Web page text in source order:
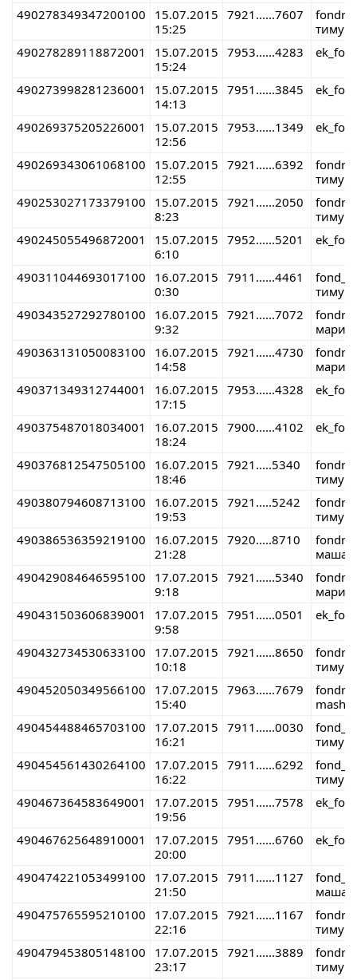
490278349347200100
15.07.2015
15:25
7921......7607
тимур
490278289118872001
15.07.2015
15:24
7953......4283
490273998281236001
15.07.2015
14:13
7951......3845
490269375205226001
15.07.2015
12:56
7953......1349
490269343061068100
15.07.2015
12:55
7921......6392
тимур
490253027173379100
15.07.2015
8:23
7921......2050
тимур
490245055496872001
15.07.2015
6:10
7952......5201
490311044693017100
16.07.2015
0:30
7911......4461
тимур
490343527292780100
16.07.2015
9:32
7921......7072
мария
490363131050083100
16.07.2015
14:58
7921......4730
мария
490371349312744001
16.07.2015
17:15
7953......4328
490375487018034001
16.07.2015
18:24
7900......4102
490376812547505100
16.07.2015
18:46
7921.....5340
тимур
490380794608713100
16.07.2015
19:53
7921.....5242
тимур
490386536359219100
16.07.2015
21:28
7920.....8710
маша
490429084646595100
17.07.2015
9:18
7921......5340
мария
490431503606839001
17.07.2015
9:58
7951......0501
490432734530633100
17.07.2015
10:18
7921......8650
тимур
490452050349566100
17.07.2015
15:40
7963......7679
masha
490454488465703100
17.07.2015
16:21
7911......0030
тимур
490454561430264100
17.07.2015
16:22
7911......6292
тимур
490467364583649001
17.07.2015
19:56
7951......7578
490467625648910001
17.07.2015
20:00
7951......6760
490474221053499100
17.07.2015
21:50
7911......1127
маша
490475765595210100
17.07.2015
22:16
7921......1167
тимур
490479453805148100
17.07.2015
23:17
7921......3889
тимур